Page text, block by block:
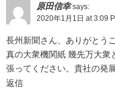
原田信幸 says:
2020年1月1日 at 3:09
長州新聞さん、ありがとう
真の大衆機関紙 幾先万大衆
張ってください。貴社の発
返信